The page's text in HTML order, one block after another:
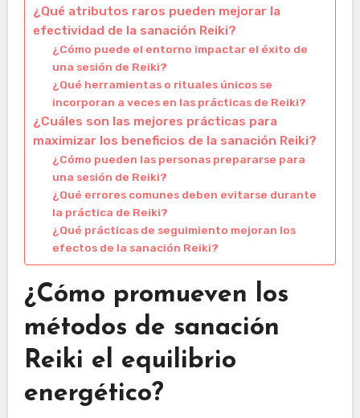
¿Qué atributos raros pueden mejorar la
efectividad de la sanación Reiki?
¿Cómo puede el entorno impactar el éxito de
una sesión de Reiki?
¿Qué herramientas o rituales únicos se
incorporan a veces en las prácticas de Reiki?
¿Cuáles son las mejores prácticas para
maximizar los beneficios de la sanación Reiki?
¿Cómo pueden las personas prepararse para
una sesión de Reiki?
¿Qué errores comunes deben evitarse durante
la práctica de Reiki?
¿Qué prácticas de seguimiento mejoran los
efectos de la sanación Reiki?
¿Cómo promueven los
métodos de sanación
Reiki el equilibrio
energético?